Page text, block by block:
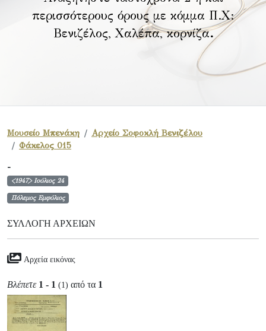
περισσότερους όρους με κόμμα Π.Χ:
Βενιζέλος, Χαλέπα, κορνίζα.
Μουσείο Μπενάκη
Αρχείο Σοφοκλή Βενιζέλου
Φάκελος 015
-
<1947> Ιούλιος 24
Πόλεμος Εμφύλιος
ΣΥΛΛΟΓΉ ΑΡΧΕΊΩΝ
Αρχεία εικόνας
Βλέπετε 1 - 1 (1) από τα 1